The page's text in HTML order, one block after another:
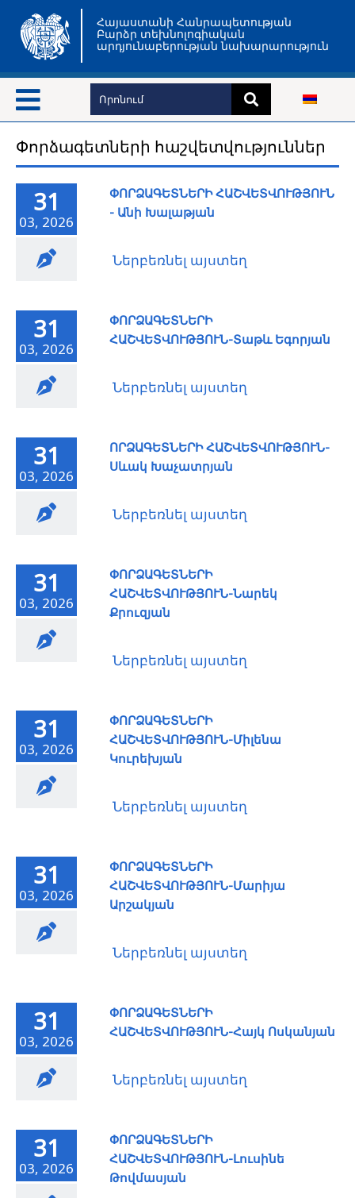
Հայաստանի Հանրապետության
Բարձր տեխնոլոգիական
արդյունաբերության նախարարություն
Փորձագետների հաշվետվություններ
31
03, 2026
ՓՈՐՁԱԳԵՏՆԵՐԻ ՀԱՇՎԵՏՎՈՒԹՅՈՒՆ
- Անի Խալաթյան
Ներբեռնել այստեղ
31
03, 2026
ՓՈՐՁԱԳԵՏՆԵՐԻ
ՀԱՇՎԵՏՎՈՒԹՅՈՒՆ-Տաթև Եգորյան
Ներբեռնել այստեղ
31
03, 2026
ՈՐՁԱԳԵՏՆԵՐԻ ՀԱՇՎԵՏՎՈՒԹՅՈՒՆ-
Սևակ Խաչատրյան
Ներբեռնել այստեղ
31
03, 2026
ՓՈՐՁԱԳԵՏՆԵՐԻ
ՀԱՇՎԵՏՎՈՒԹՅՈՒՆ-Նարեկ
Քրուզյան
Ներբեռնել այստեղ
31
03, 2026
ՓՈՐՁԱԳԵՏՆԵՐԻ
ՀԱՇՎԵՏՎՈՒԹՅՈՒՆ-Միլենա
Կուրեխյան
Ներբեռնել այստեղ
31
03, 2026
ՓՈՐՁԱԳԵՏՆԵՐԻ
ՀԱՇՎԵՏՎՈՒԹՅՈՒՆ-Մարիյա
Արշակյան
Ներբեռնել այստեղ
31
03, 2026
ՓՈՐՁԱԳԵՏՆԵՐԻ
ՀԱՇՎԵՏՎՈՒԹՅՈՒՆ-Հայկ Ոսկանյան
Ներբեռնել այստեղ
31
03, 2026
ՓՈՐՁԱԳԵՏՆԵՐԻ
ՀԱՇՎԵՏՎՈՒԹՅՈՒՆ-Լուսինե
Թովմասյան